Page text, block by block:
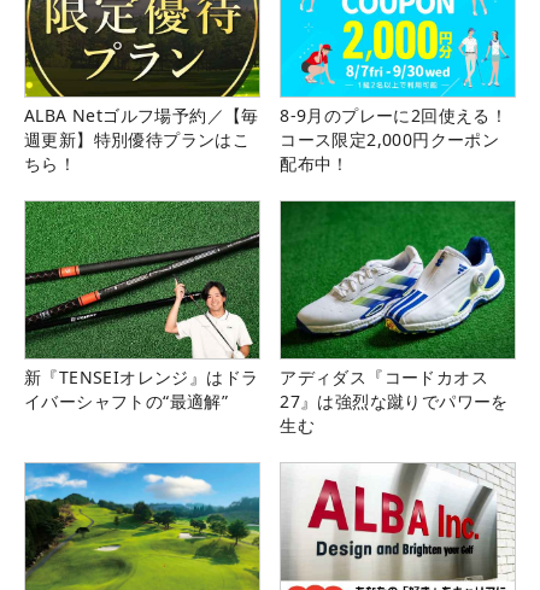
ALBA Netゴルフ場予約／【毎
週更新】特別優待プランはこ
ちら！
8-9月のプレーに2回使える！
コース限定2,000円クーポン
配布中！
新『TENSEIオレンジ』はドラ
イバーシャフトの“最適解”
アディダス『コードカオス
27』は強烈な蹴りでパワーを
生む